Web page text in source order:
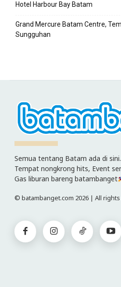
Hotel Harbour Bay Batam
Grand Mercure Batam Centre,
Sungguhan
Semua tentang Batam ada di
Tempat nongkrong hits, Event
Gas liburan bareng batambanget
© batambanget.com 2026 | All